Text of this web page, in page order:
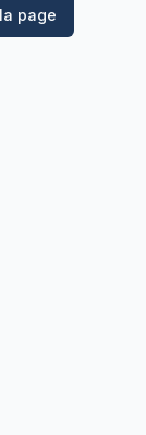
page